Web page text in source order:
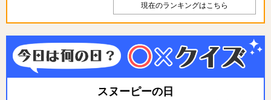
現在のランキングはこちら
スヌーピーの日